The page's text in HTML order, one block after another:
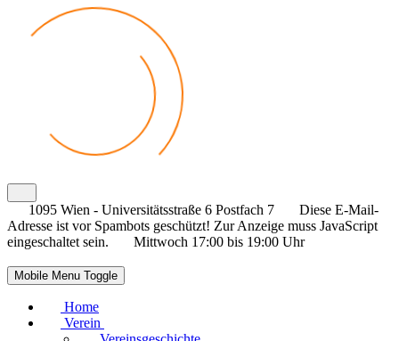
1095 Wien - Universitätsstraße 6 Postfach 7
Diese E-Mail-
Adresse ist vor Spambots geschützt! Zur Anzeige muss JavaScript
eingeschaltet sein.
Mittwoch 17:00 bis 19:00 Uhr
Mobile Menu Toggle
Home
Verein